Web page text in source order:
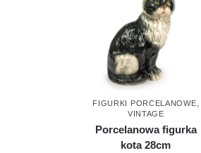
FIGURKI PORCELANOWE
VINTAGE
Porcelanowa figurka
kota 28cm